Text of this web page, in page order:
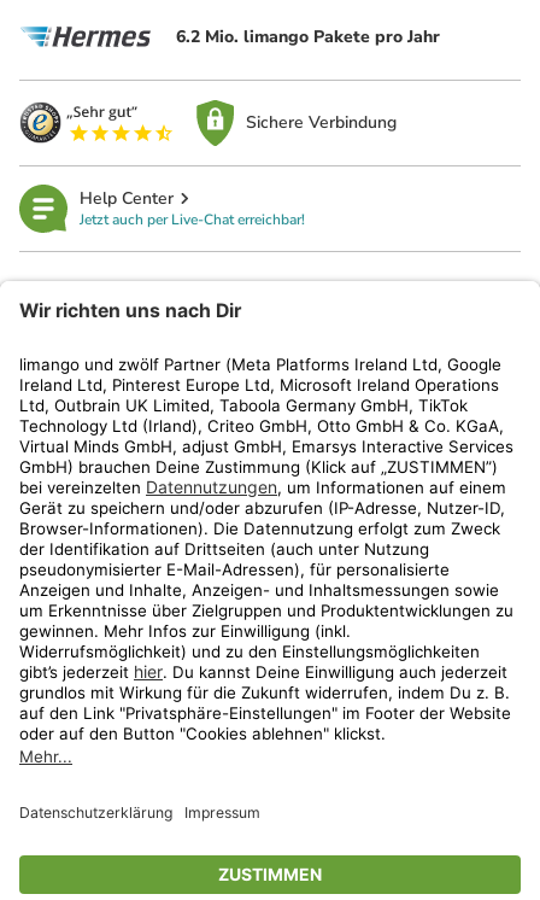
6.2 Mio. limango Pakete pro Jahr
Sichere Verbindung
Help Center
Jetzt auch per Live-Chat erreichbar!
Kundenservice
Shop
Aktionen
Travel